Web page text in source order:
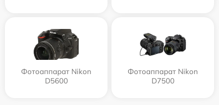
Фотоаппарат Nikon
D5600
Фотоаппарат Nikon
D7500